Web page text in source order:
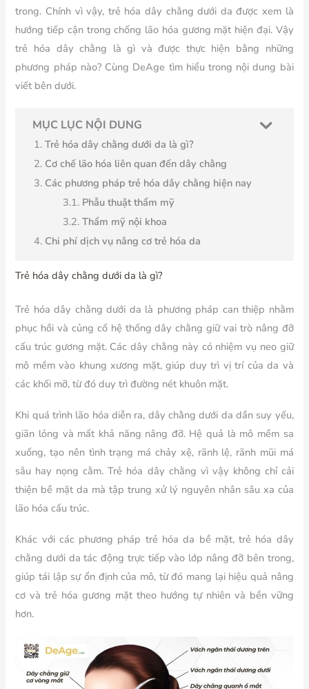
trong. Chính vì vậy, trẻ hóa dây chằng dưới da được xem là
hướng tiếp cận trong chống lão hóa gương mặt hiện đại. Vậy
trẻ hóa dây chằng là gì và được thực hiện bằng những
phương pháp nào? Cùng DeAge tìm hiểu trong nội dung bài
viết bên dưới.
MỤC LỤC NỘI DUNG
Trẻ hóa dây chằng dưới da là gì?
Cơ chế lão hóa liên quan đến dây chằng
Các phương pháp trẻ hóa dây chằng hiện nay
Phẫu thuật thẩm mỹ
Thẩm mỹ nội khoa
Chi phí dịch vụ nâng cơ trẻ hóa da
Trẻ hóa dây chằng dưới da là gì?
Trẻ hóa dây chằng dưới da là phương pháp can thiệp nhằm
phục hồi và củng cố hệ thống dây chằng giữ vai trò nâng đỡ
cấu trúc gương mặt. Các dây chằng này có nhiệm vụ neo giữ
mô mềm vào khung xương mặt, giúp duy trì vị trí của da và
các khối mỡ, từ đó duy trì đường nét khuôn mặt.
Khi quá trình lão hóa diễn ra, dây chằng dưới da dần suy yếu,
giãn lỏng và mất khả năng nâng đỡ. Hệ quả là mô mềm sa
xuống, tạo nên tình trạng má chảy xệ, rãnh lệ, rãnh mũi má
sâu hay nọng cằm. Trẻ hóa dây chằng vì vậy không chỉ cải
thiện bề mặt da mà tập trung xử lý nguyên nhân sâu xa của
lão hóa cấu trúc.
Khác với các phương pháp trẻ hóa da bề mặt, trẻ hóa dây
chằng dưới da tác động trực tiếp vào lớp nâng đỡ bên trong,
giúp tái lập sự ổn định của mô, từ đó mang lại hiệu quả nâng
cơ và trẻ hóa gương mặt theo hướng tự nhiên và bền vững
hơn.